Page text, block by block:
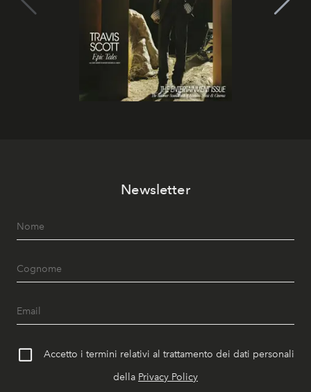
Newsletter
Accetto i termini relativi al trattamento dei dati personali
della Privacy Policy